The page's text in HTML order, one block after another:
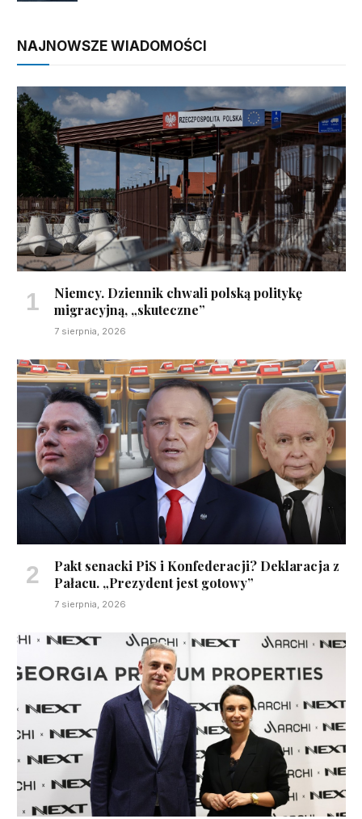
NAJNOWSZE WIADOMOŚCI
Niemcy. Dziennik chwali polską politykę
migracyjną, „skuteczne”
7 sierpnia, 2026
Pakt senacki PiS i Konfederacji? Deklaracja z
Pałacu. „Prezydent jest gotowy”
7 sierpnia, 2026